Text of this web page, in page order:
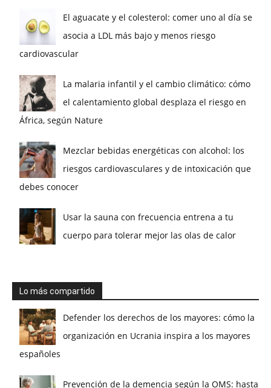
El aguacate y el colesterol: comer uno al día se
asocia a LDL más bajo y menos riesgo
cardiovascular
La malaria infantil y el cambio climático: cómo
el calentamiento global desplaza el riesgo en
África, según Nature
Mezclar bebidas energéticas con alcohol: los
riesgos cardiovasculares y de intoxicación que
debes conocer
Usar la sauna con frecuencia entrena a tu
cuerpo para tolerar mejor las olas de calor
Lo más compartido
Defender los derechos de los mayores: cómo la
organización en Ucrania inspira a los mayores
españoles
Prevención de la demencia según la OMS: hasta